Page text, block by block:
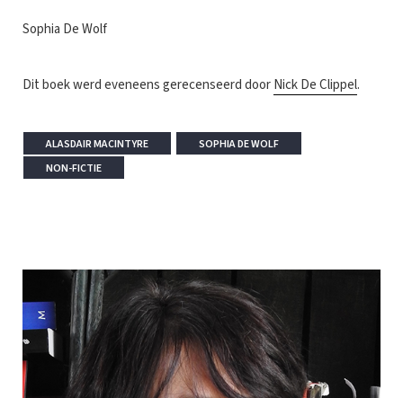
Sophia De Wolf
Dit boek werd eveneens gerecenseerd doorNick De Clippel.
ALASDAIR MACINTYRE
SOPHIA DE WOLF
NON-FICTIE